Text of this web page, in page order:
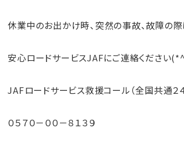
休業中のお出かけ時、突然の事故、故障の際
安心ロードサービスJAFにご連絡ください
JAFロードサービス救援コール（全国共通２
０５７０－００－８１３９